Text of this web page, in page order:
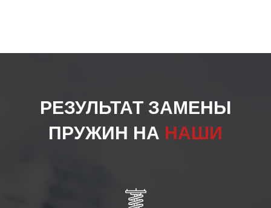
РЕЗУЛЬТАТ ЗАМЕНЫ
ПРУЖИН НА НАШИ